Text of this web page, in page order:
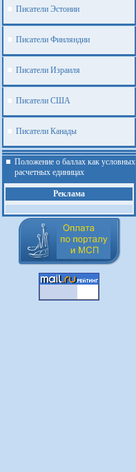
Писатели Эстонии
Писатели Финляндии
Писатели Израиля
Писатели США
Писатели Канады
Положение о баллах как условных
расчетных единицах
Реклама